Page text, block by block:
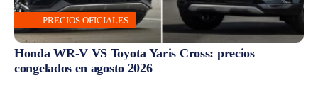
PRECIOS OFICIALES
Honda WR-V VS Toyota Yaris Cross: precios
congelados en agosto 2026